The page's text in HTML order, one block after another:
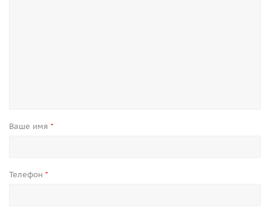
Ваше имя *
Телефон *